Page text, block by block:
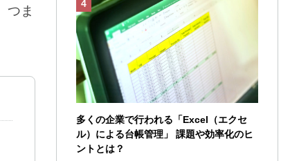
つま
多くの企業で行われる「Excel（エクセ
ル）による台帳管理」 課題や効率化のヒ
ントとは？